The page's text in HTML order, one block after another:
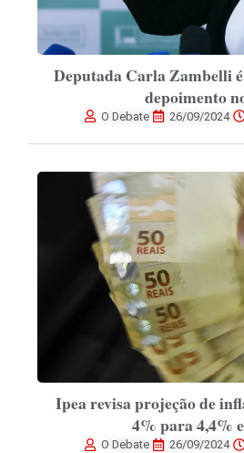
Deputada Carla Zambelli
depoimento
O Debate 26/09/2024
Ipea revisa projeção de
4% para 4,4%
O Debate 26/09/2024